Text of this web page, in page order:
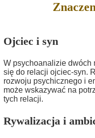
Ojciec i syn
W psychoanalizie dwóch
się do relacji ojciec-syn.
rozwoju psychicznego i
może wskazywać na
tych relacji.
Rywalizacja i